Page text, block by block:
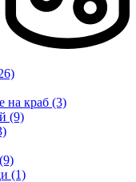
на краб (3)
(9)
(1)